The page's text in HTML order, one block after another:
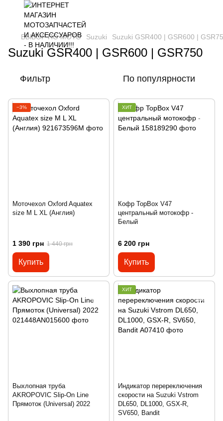
ВЫБОР ПО МОТО Suzuki Suzuki GSR400 | GSR600 |
Suzuki GSR400 | GSR600 | GSR750
Фильтр По популярности
−3%
Моточехол Oxford Aquatex
size M L XL (Англия)
1 390 грн 1 440 грн
Купить
ХИТ
Кофр TopBox V47
центральный мотокофр -
Белый
6 200 грн
Купить
Выхлопная труба
AKROPOVIC Slip-On Line
Прямоток (Universal) 2022
ХИТ
Индикатор перереключения
скорости на Suzuki Vstrom
DL650, DL1000, GSX-R,
SV650, Bandit